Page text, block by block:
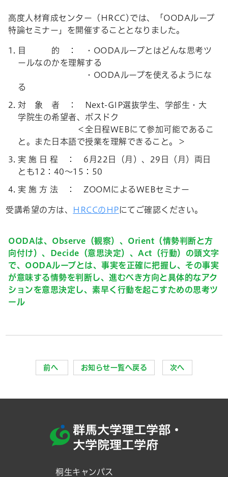
高度人材育成センター（HRCC)では、「OODAループ
特論セミナー」を開催することとなりました。
目 的 ： ・OODAループとはどんな思考ツ
ールなのかを理解する
・OODAループを使えるようにな
る
対 象 者 ： Next-GIP選抜学生、学部生・大
学院生の希望者、ポスドク
＜全日程WEBにて参加可能であるこ
と。また日本語で授業を理解できること。＞
実 施 日 程 ： 6月22日（月）、29日（月）両日
とも12：40～15：50
実 施 方 法 ： ZOOMによるWEBセミナー
受講希望の方は、 HRCCのHPにてご確認ください。
OODAは、Observe（観察）、Orient（情勢判断と方
向付け）、Decide（意思決定）、Act（行動）の頭文字
で、OODAループとは、事実を正確に把握し、その事実
が意味する情勢を判断し、進むべき方向と具体的なアク
ションを意思決定し、素早く行動を起こすための思考ツ
ール
前へ お知らせ一覧へ戻る 次へ
桐生キャンパス